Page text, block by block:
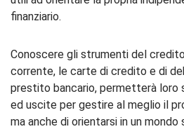
finanziario.
Conoscere gli strumenti del
corrente, le carte di credito e di
prestito bancario, permetterà loro
ed uscite per gestire al meglio il
ma anche di orientarsi in un